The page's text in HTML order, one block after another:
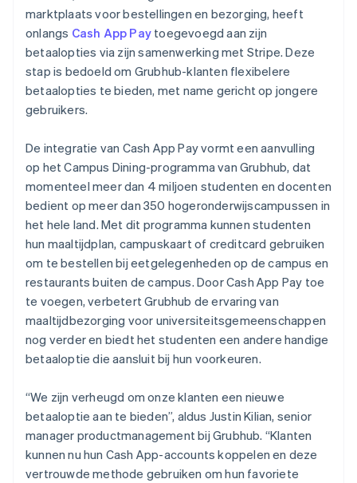
Ontdek hoe Stripe de economische
Nu bekijken
marktplaats voor bestellingen en bezorging, heeft
onlangs Cash App Pay toegevoegd aan zijn
betaalopties via zijn samenwerking met Stripe. Deze
stap is bedoeld om Grubhub-klanten flexibelere
betaalopties te bieden, met name gericht op jongere
gebruikers.
De integratie van Cash App Pay vormt een aanvulling
op het Campus Dining-programma van Grubhub, dat
momenteel meer dan 4 miljoen studenten en docenten
bedient op meer dan 350 hogeronderwijscampussen in
het hele land. Met dit programma kunnen studenten
hun maaltijdplan, campuskaart of creditcard gebruiken
om te bestellen bij eetgelegenheden op de campus en
restaurants buiten de campus. Door Cash App Pay toe
te voegen, verbetert Grubhub de ervaring van
maaltijdbezorging voor universiteitsgemeenschappen
nog verder en biedt het studenten een andere handige
betaaloptie die aansluit bij hun voorkeuren.
“We zijn verheugd om onze klanten een nieuwe
betaaloptie aan te bieden”, aldus Justin Kilian, senior
manager productmanagement bij Grubhub. “Klanten
kunnen nu hun Cash App-accounts koppelen en deze
vertrouwde methode gebruiken om hun favoriete